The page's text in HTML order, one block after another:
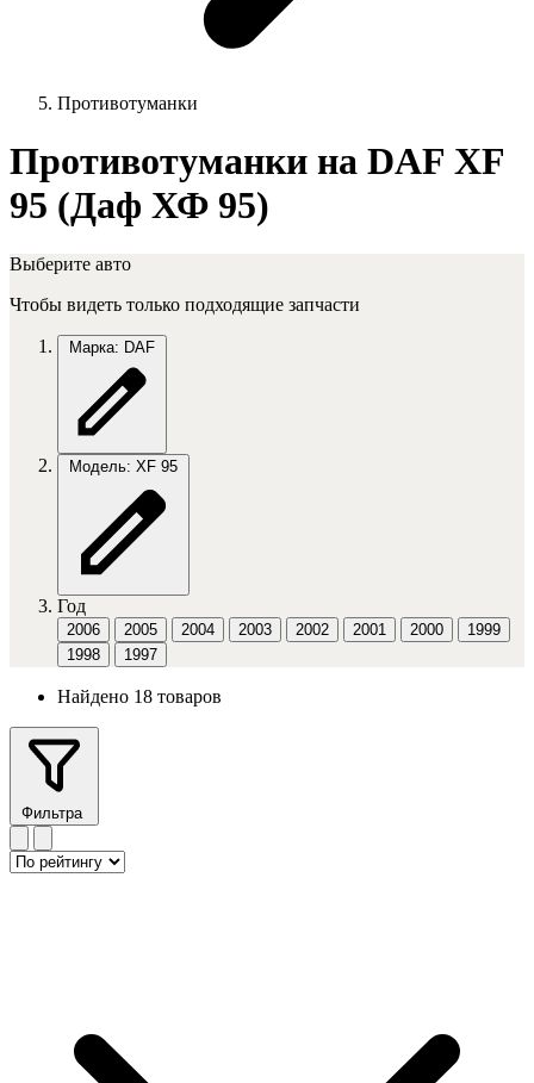
Противотуманки
Противотуманки на DAF XF
95 (Даф ХФ 95)
Выберите авто
Чтобы видеть только подходящие запчасти
Марка: DAF
Модель: XF 95
Год
2006 2005 2004 2003 2002 2001 2000
1999
1998
1997
Найдено 18 товаров
Фильтра